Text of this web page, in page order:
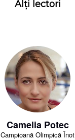
Alți lectori
Camelia Potec
Campioană Olimpică Înot